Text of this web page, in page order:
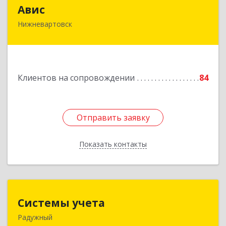
Авис
Нижневартовск
Клиентов на сопровождении 84
Отправить заявку
Показать контакты
628600, Ханты-Мансийский Автономный округ
Подробнее
Отправить заявку
Назад
Системы учета
Радужный
628462, Ханты-Мансийский Автономный округ